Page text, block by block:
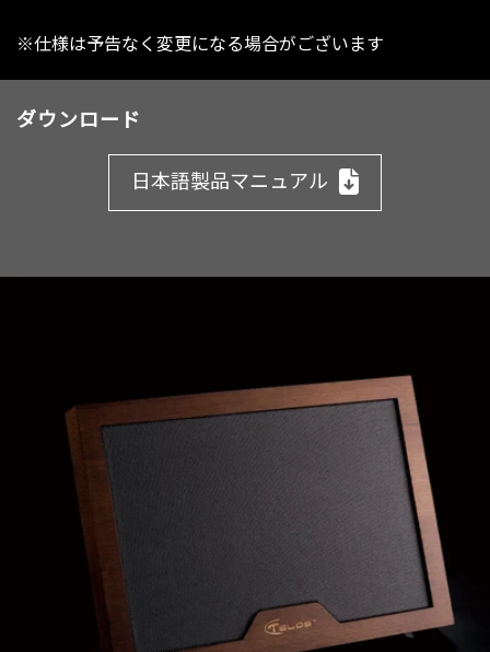
※仕様は予告なく変更になる場合がございます
ダウンロード
日本語製品マニュアル